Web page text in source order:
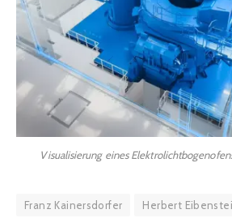
Visualisierung eines
Franz Kainersdorfer Herbert